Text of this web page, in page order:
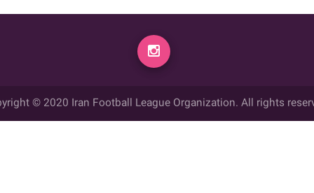
© 2020 Iran Football League Organization. All rights